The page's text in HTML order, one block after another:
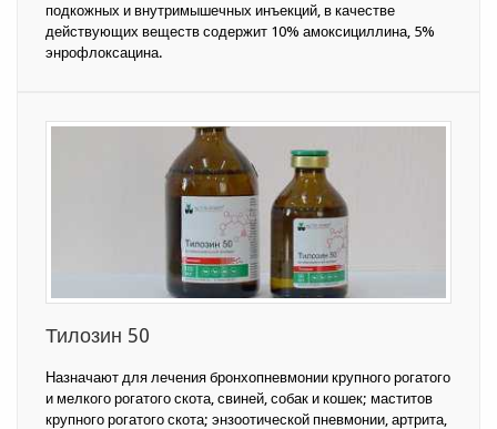
подкожных и внутримышечных инъекций, в качестве
действующих веществ содержит 10% амоксициллина, 5%
энрофлоксацина.
Тилозин 50
Назначают для лечения бронхопневмонии крупного рогатого
и мелкого рогатого скота, свиней, собак и кошек; маститов
крупного рогатого скота; энзоотической пневмонии, артрита,